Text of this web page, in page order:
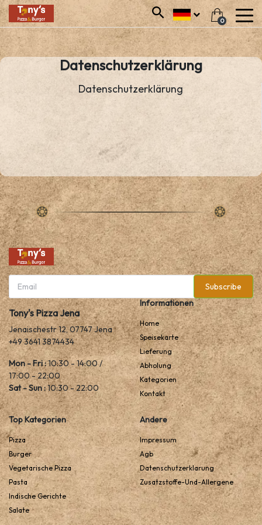
0
Datenschutzerklärung
Datenschutzerklärung
Subscribe
Tony's Pizza Jena
Jenaischestr 12, 07747 Jena
+49 3641 3874434
Mon - Fri :10:30 - 14:00 /
17:00 - 22:00
Sat - Sun :10:30 - 22:00
Informationen
Home
Speisekarte
Lieferung
Abholung
Kategorien
Kontakt
Top Kategorien
Pizza
Burger
Vegetarische Pizza
Pasta
Indische Gerichte
Salate
Andere
Impressum
Agb
Datenschutzerklarung
Zusatzstoffe-Und-Allergene